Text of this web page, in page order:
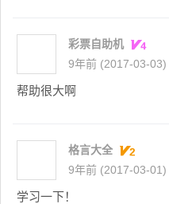
彩票自助机
9年前 (2017-03-03)
帮助很大啊
格言大全
9年前 (2017-03-01)
学习一下！